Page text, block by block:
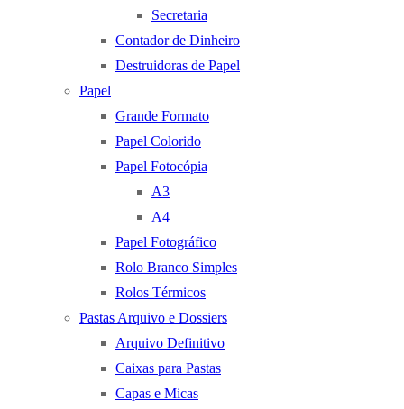
Secretaria
Contador de Dinheiro
Destruidoras de Papel
Papel
Grande Formato
Papel Colorido
Papel Fotocópia
A3
A4
Papel Fotográfico
Rolo Branco Simples
Rolos Térmicos
Pastas Arquivo e Dossiers
Arquivo Definitivo
Caixas para Pastas
Capas e Micas